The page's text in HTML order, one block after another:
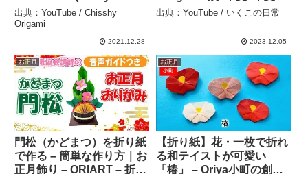
pine decoration) –
Chisshy Origami
出典：YouTube / Chisshy
Origami
2021.12.28
り紙#龍#正月#正月折り紙
出典：YouTube / いくこの日常
2023.12.05
お正月
門松（かどまつ）を折り紙
で作る – 簡単な作り方｜お
正月飾り – ORIART – 折り
お正月
【折り紙】花・一枚で折れ
る和テイストが可愛い
「椿」 – Oriya小町の創作